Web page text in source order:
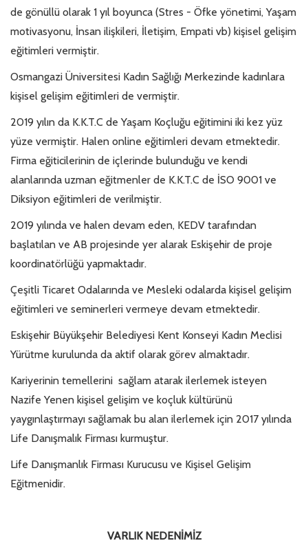
de gönüllü olarak 1 yıl boyunca (Stres - Öfke yönetimi, Yaşam
motivasyonu, İnsan ilişkileri, İletişim, Empati vb) kişisel gelişim
eğitimleri vermiştir.
Osmangazi Üniversitesi Kadın Sağlığı Merkezinde kadınlara
kişisel gelişim eğitimleri de vermiştir.
2019 yılın da K.K.T.C de Yaşam Koçluğu eğitimini iki kez yüz
yüze vermiştir. Halen online eğitimleri devam etmektedir.
Firma eğiticilerinin de içlerinde bulunduğu ve kendi
alanlarında uzman eğitmenler de K.K.T.C de İSO 9001 ve
Diksiyon eğitimleri de verilmiştir.
2019 yılında ve halen devam eden, KEDV tarafından
başlatılan ve AB projesinde yer alarak Eskişehir de proje
koordinatörlüğü yapmaktadır.
Çeşitli Ticaret Odalarında ve Mesleki odalarda kişisel gelişim
eğitimleri ve seminerleri vermeye devam etmektedir.
Eskişehir Büyükşehir Belediyesi Kent Konseyi Kadın Meclisi
Yürütme kurulunda da aktif olarak görev almaktadır.
Kariyerinin temellerini sağlam atarak ilerlemek isteyen
Nazife Yenen kişisel gelişim ve koçluk kültürünü
yaygınlaştırmayı sağlamak bu alan ilerlemek için 2017 yılında
Life Danışmalık Firması kurmuştur.
Life Danışmanlık Firması Kurucusu ve Kişisel Gelişim
Eğitmenidir.
VARLIK NEDENİMİZ